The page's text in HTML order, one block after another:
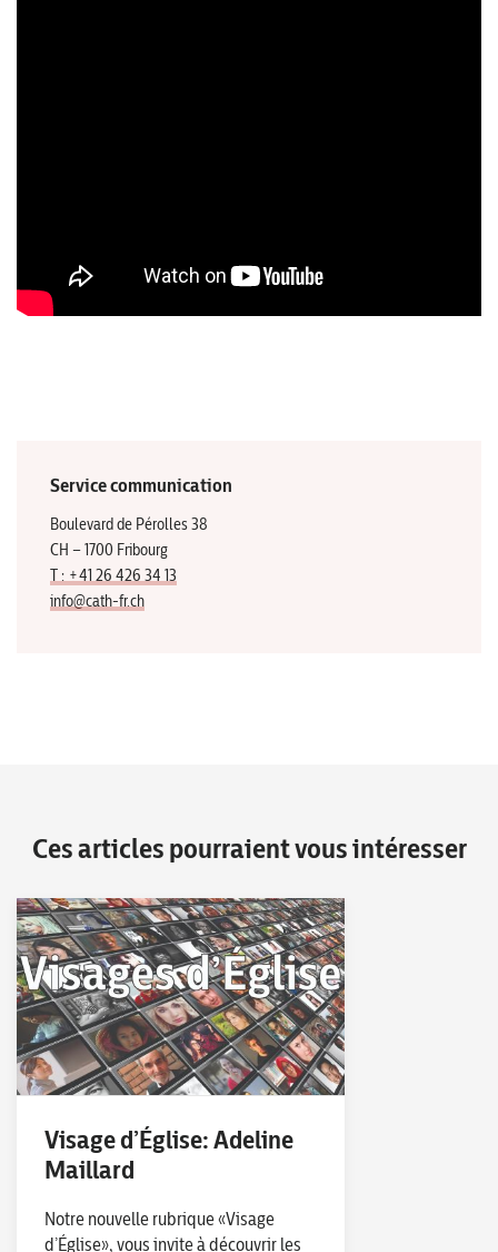
Service communication
Boulevard de Pérolles 38
CH – 1700 Fribourg
T : +41 26 426 34 13
info@cath-fr.ch
Ces articles pourraient vous intéresser
Visage d’Église: Adeline
Maillard
Notre nouvelle rubrique «Visage
d’Église», vous invite à découvrir les